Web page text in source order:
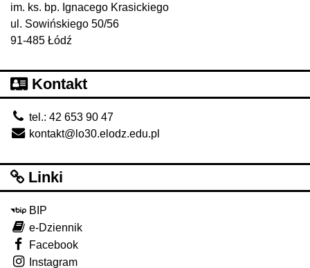
im. ks. bp. Ignacego Krasickiego
ul. Sowińskiego 50/56
91-485 Łódź
Kontakt
tel.: 42 653 90 47
kontakt@lo30.elodz.edu.pl
Linki
BIP
e-Dziennik
Facebook
Instagram